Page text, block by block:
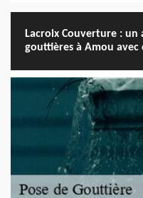
Lacroix Couverture : un
gouttières à Amou